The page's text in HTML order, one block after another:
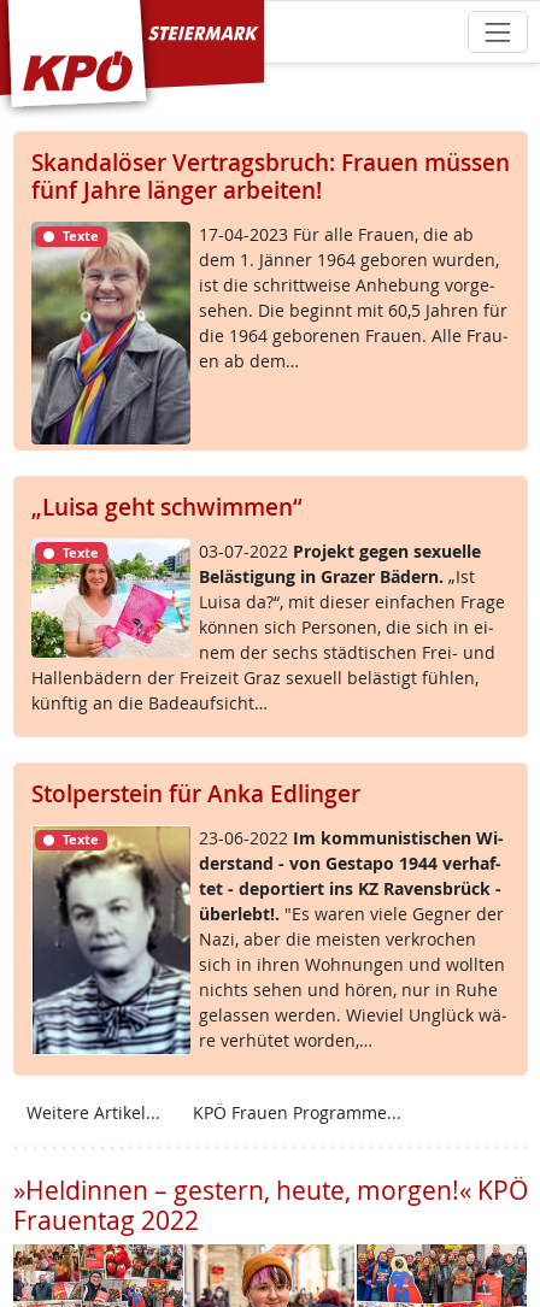
KPÖ Steiermark
Skandalöser Vertragsbruch: Frauen müssen
fünf Jahre länger arbeiten!
Texte
17-04-2023 Für al­le Frau­en, die ab
dem 1. Jän­ner 1964 ge­bo­ren wur­den,
ist die schritt­wei­se An­he­bung vor­ge­
se­hen. Die be­ginnt mit 60,5 Jah­ren für
die 1964 ge­bo­re­nen Frau­en. Al­le Frau­
en ab dem…
„Luisa geht schwimmen“
Texte 03-07-2022 Pro­jekt ge­gen se­xu­el­le
Be­läs­t­i­gung in Gra­zer Bä­d­ern. „Ist
Lui­sa da?“, mit die­ser ein­fa­chen Fra­ge
kön­nen sich Per­so­nen, die sich in ei­
nem der sechs städ­ti­schen Frei- und
Hal­len­bä­d­ern der Frei­zeit Graz se­xu­ell be­läs­t­igt füh­len,
künf­tig an die Ba­de­auf­sicht…
Stolperstein für Anka Edlinger
Texte 23-06-2022 Im kom­mu­nis­ti­schen Wi­
der­stand - von Ge­sta­po 1944 ver­haf­
tet - de­por­tiert ins KZ Ra­vens­brück -
über­lebt!. "Es wa­ren vie­le Geg­ner der
Na­zi, aber die meis­ten ver­kro­chen
sich in ih­ren Woh­nun­gen und woll­ten
nichts se­hen und hö­ren, nur in Ru­he
ge­las­sen wer­den. Wie­viel Un­glück wä­
re ver­hü­tet wor­den,…
Weitere Artikel... KPÖ Frauen Programme...
»Heldinnen – gestern, heute, morgen!« KPÖ
Frauentag 2022